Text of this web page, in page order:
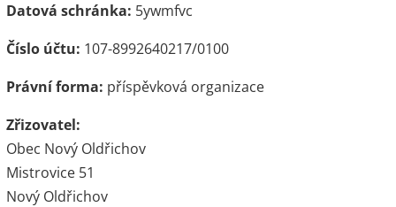
Datová schránka: 5ywmfvc
Číslo účtu: 107-8992640217/0100
Právní forma: příspěvková organizace
Zřizovatel:
Obec Nový Oldřichov
Mistrovice 51
Nový Oldřichov